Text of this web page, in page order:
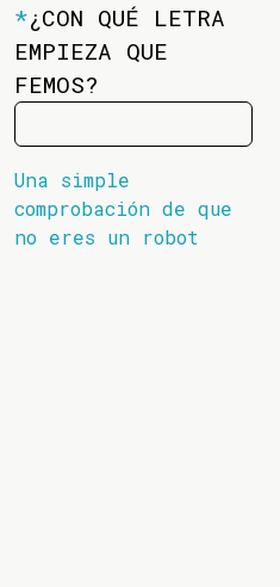
*¿CON QUÉ LETRA
EMPIEZA QUE
FEMOS?
Una simple
comprobación de que
no eres un robot